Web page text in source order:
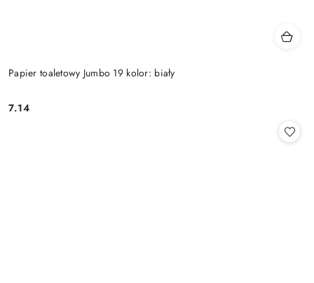
Papier toaletowy Jumbo 19 kolor: biały
Cena:
7.14